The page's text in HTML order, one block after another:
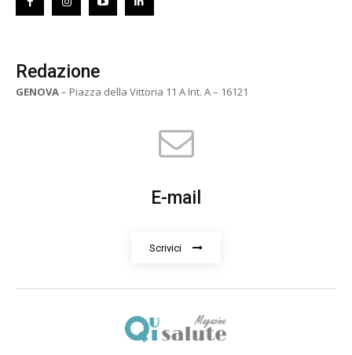
Redazione
GENOVA– Piazza della Vittoria 11 A Int. A – 16121
E-mail
Scrivici